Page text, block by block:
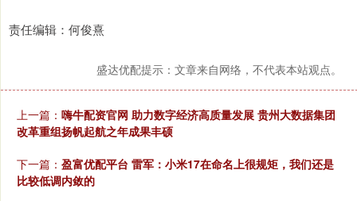
责任编辑：何俊熹
盛达优配提示：文章来自网络，不代表本站观点。
上一篇： 嗨牛配资官网 助力数字经济高质量发展 贵州大数据集团
改革重组扬帆起航之年成果丰硕
下一篇： 盈富优配平台 雷军：小米17在命名上很规矩，我们还是
比较低调内敛的